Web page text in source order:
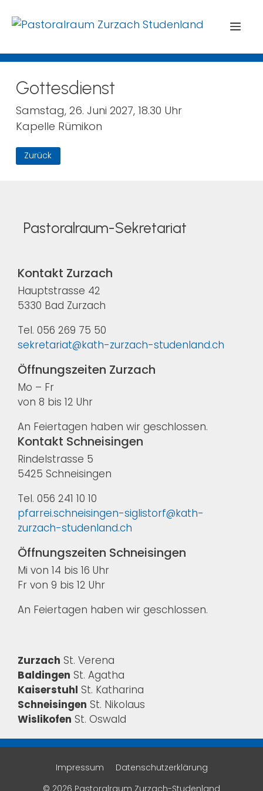
Gottesdienst
Samstag, 26. Juni 2027, 18.30 Uhr
Kapelle Rümikon
Zurück
Pastoralraum-Sekretariat
Kontakt Zurzach
Hauptstrasse 42
5330 Bad Zurzach
Tel. 056 269 75 50
sekretariat@kath-zurzach-studenland.ch
Öffnungszeiten Zurzach
Mo – Fr
von 8 bis 12 Uhr
An Feiertagen haben wir geschlossen.
Kontakt Schneisingen
Rindelstrasse 5
5425 Schneisingen
Tel. 056 241 10 10
pfarrei.schneisingen-siglistorf@kath-
zurzach-studenland.ch
Öffnungszeiten Schneisingen
Mi von 14 bis 16 Uhr
Fr von 9 bis 12 Uhr
An Feiertagen haben wir geschlossen.
Zurzach St. Verena
Baldingen St. Agatha
Kaiserstuhl St. Katharina
Schneisingen St. Nikolaus
Wislikofen St. Oswald
Impressum
Datenschutzerklärung
© 2026 Pastoralraum Zurzach-Studenland